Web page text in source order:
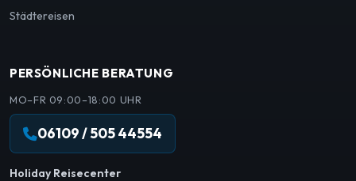
Städtereisen
PERSÖNLICHE BERATUNG
MO–FR 09:00–18:00 UHR
06109 / 505 44554
Holiday Reisecenter